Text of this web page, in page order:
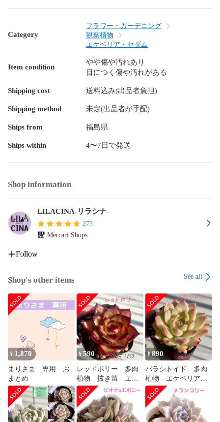
Category
フラワー・ガーデニング
観葉植物
エケベリア・セダム
Item condition
やや傷や汚れあり
目につく傷や汚れがある
Shipping cost 送料込み(出品者負担)
Shipping method 未定(出品者が手配)
Ships from 福島県
Ships within 4〜7日で発送
Shop information
LILACINA-リラシナ-
273
Mercari Shops
Follow
Shop's other items See all
¥ 1,870
まりさま 専用 お
まとめ
¥590
レッドポリー 多肉
植物 抜き苗 エケ
ベリア
¥890
パラシトイド 多肉
植物 エケベリア
抜き苗